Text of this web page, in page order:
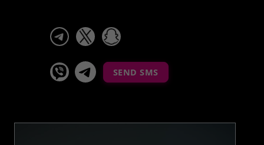
telegram
viber Telegram La Celestina
SEND SMS